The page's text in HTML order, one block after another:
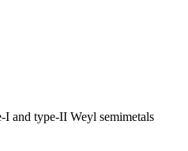
I and type-II Weyl semimetals